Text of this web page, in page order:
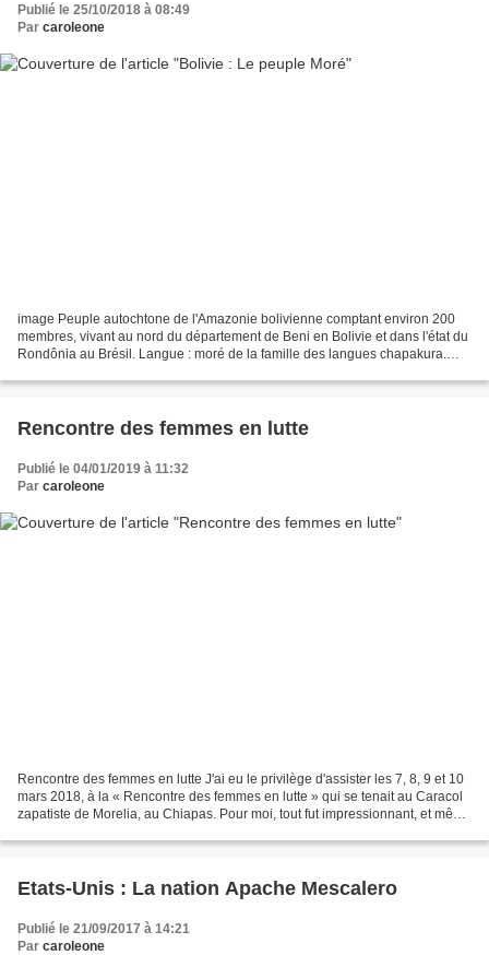
Publié le 25/10/2018 à 08:49
Par caroleone
image Peuple autochtone de l'Amazonie bolivienne comptant environ 200
membres, vivant au nord du département de Beni en Bolivie et dans l'état du
Rondônia au Brésil. Langue : moré de la famille des langues chapakura.
Rencontre des femmes en lutte
Publié le 04/01/2019 à 11:32
Par caroleone
Rencontre des femmes en lutte J'ai eu le privilège d'assister les 7, 8, 9 et 10
mars 2018, à la « Rencontre des femmes en lutte » qui se tenait au Caracol
zapatiste de Morelia, au Chiapas. Pour moi, tout fut impressionnant, et même
Etats-Unis : La nation Apache Mescalero
Publié le 21/09/2017 à 14:21
Par caroleone